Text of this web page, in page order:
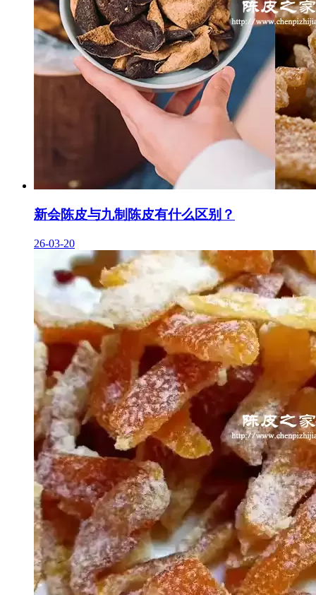
新会陈皮与九制陈皮有什么区别？
26-03-20